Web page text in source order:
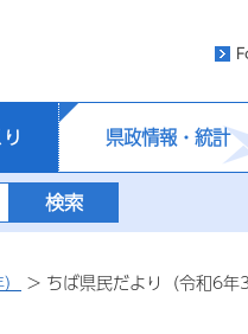
県政情報・統計
> ちば県民だより（令和6年3